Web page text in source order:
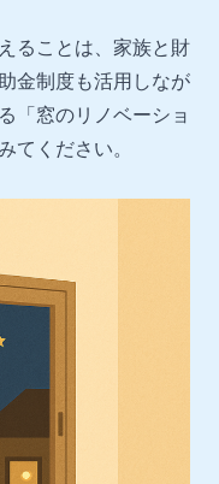
ることは、家族と財
金制度も活用しなが
「窓のリノベーショ
てください。